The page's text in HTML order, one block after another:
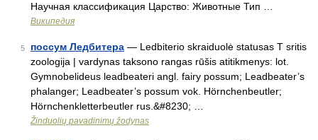
Научная классификация Царство: Животные Тип …
Википедия
5 поссум Ледбитера — Ledbiterio skraiduolė statusas T sritis
zoologija | vardynas taksono rangas rūšis atitikmenys: lot.
Gymnobelideus leadbeateri angl. fairy possum; Leadbeater’s
phalanger; Leadbeater’s possum vok. Hörnchenbeutler;
Hörnchenkletterbeutler rus.&#8230; …
Žinduolių pavadinimų žodynas